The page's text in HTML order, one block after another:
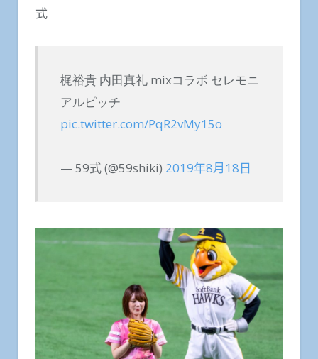
式
梶裕貴 内田真礼 mixコラボ セレモニ
アルピッチ
pic.twitter.com/PqR2vMy15o
— 59式 (@59shiki) 2019年8月18日